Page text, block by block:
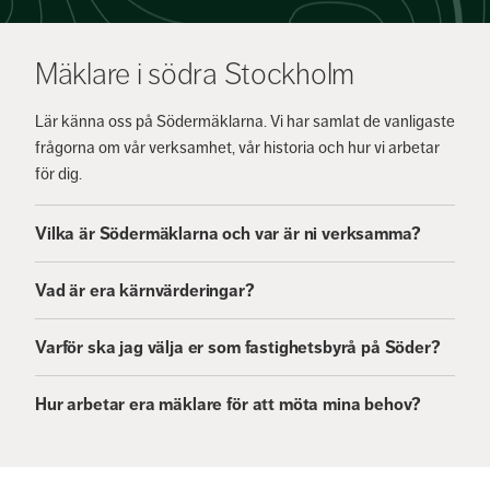
Mäklare i södra Stockholm
Lär känna oss på Södermäklarna. Vi har samlat de vanligaste
frågorna om vår verksamhet, vår historia och hur vi arbetar
för dig.
Vilka är Södermäklarna och var är ni verksamma?
Vad är era kärnvärderingar?
Varför ska jag välja er som fastighetsbyrå på Söder?
Hur arbetar era mäklare för att möta mina behov?